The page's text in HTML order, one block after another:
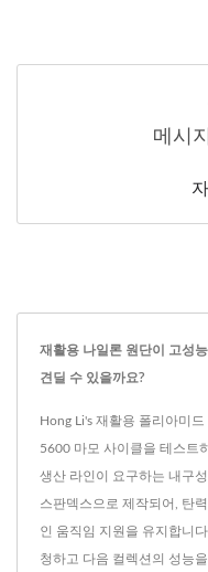
메시
재활용 나일론 원단이 고성
견딜 수 있을까요?
Hong Li's 재활용 폴리아미
5600 마모 사이클을 테스트
생산 라인이 요구하는 내구
스판덱스으로 제작되어, 탄
인 움직임 지원을 유지합니
청하고 다음 컬렉션의 성능을